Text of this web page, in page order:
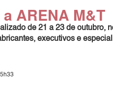
ARENA M&T
de 21 a 23 de outubro,
executivos e